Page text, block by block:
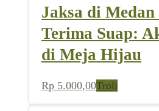
Jaksa di
Terima Suap:
di Meja Hijau
Rp 5.000,00Troli